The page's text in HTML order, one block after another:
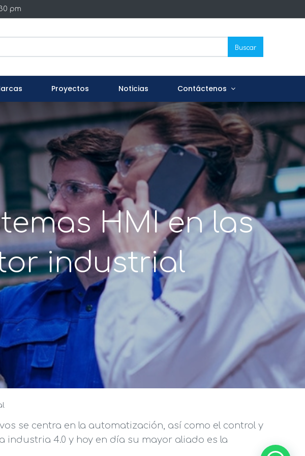
pm
Buscar
Proyectos Noticias Contáctenos
HMI en las
industrial
se centra en la automatización, así como el control y
industria 4.0 y hoy en día su mayor aliado es la